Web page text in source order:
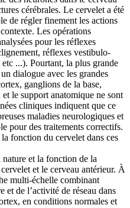
cérébrales. Le cervelet a été
de régler finement les actions
Les opérations
pour les réflexes
réflexes vestibulo-
...). Pourtant, la plus grande
dialogue avec les grandes
ganglions de la base,
le support anatomique ne sont
cliniques indiquent que ce
maladies neurologiques et
pour des traitements correctifs.
fonction du cervelet dans ces
et la fonction de la
et le cerveau antérieur. À
multi-échelle combinant
et de l’activité de réseau dans
en conditions normales et